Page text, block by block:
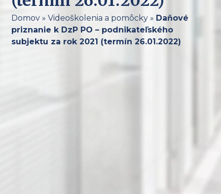
Domov» Videoškolenia a pomôcky» Daňové
priznanie k DzP PO – podnikateľského
subjektu za rok 2021 (termín 26.01.2022)